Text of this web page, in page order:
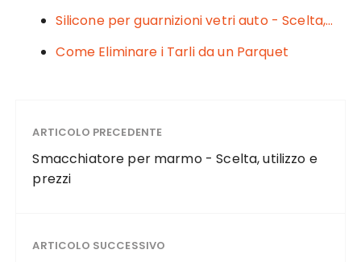
Silicone per guarnizioni vetri auto - Scelta,…
Come Eliminare i Tarli da un Parquet
ARTICOLO PRECEDENTE
Smacchiatore per marmo - Scelta, utilizzo e
prezzi
ARTICOLO SUCCESSIVO